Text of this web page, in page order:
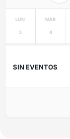
LUN
3
MAR
4
SIN EVENTOS